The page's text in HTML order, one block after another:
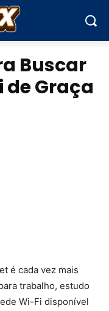
Buscar
de Graça
é cada vez mais
trabalho, estudo
Wi-Fi disponível